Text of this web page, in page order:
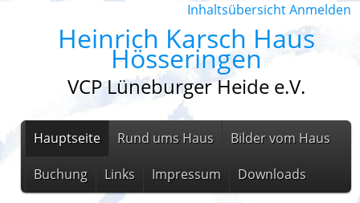
InhaltsübersichtAnmelden
Heinrich Karsch Haus
Hösseringen
VCP Lüneburger Heide e.V.
Hauptseite Rund ums Haus Bilder vom Haus
Buchung Links Impressum Downloads